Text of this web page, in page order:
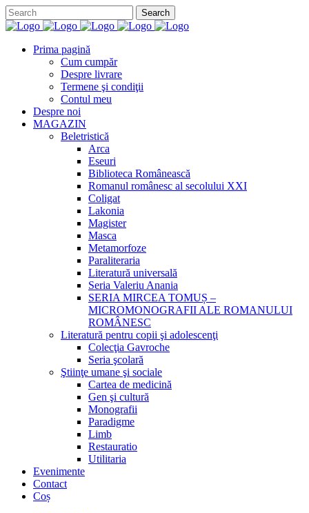
Prima pagină
Cum cumpăr
Despre livrare
Termene şi condiţii
Contul meu
Despre noi
MAGAZIN
Beletristică
Arca
Eseuri
Biblioteca Românească
Romanul românesc al secolului XXI
Coligat
Lakonia
Magister
Masca
Metamorfoze
Paraliteraria
Literatură universală
Seria Valeriu Anania
SERIA MIRCEA TOMUȘ –
MICROMONOGRAFII ALE ROMANULUI
ROMÂNESC
Literatură pentru copii şi adolescenţi
Colecţia Gavroche
Seria şcolară
Ştiinţe umane şi sociale
Cartea de medicină
Gen şi cultură
Monografii
Paradigme
Limb
Restauratio
Utilitaria
Evenimente
Contact
Coș